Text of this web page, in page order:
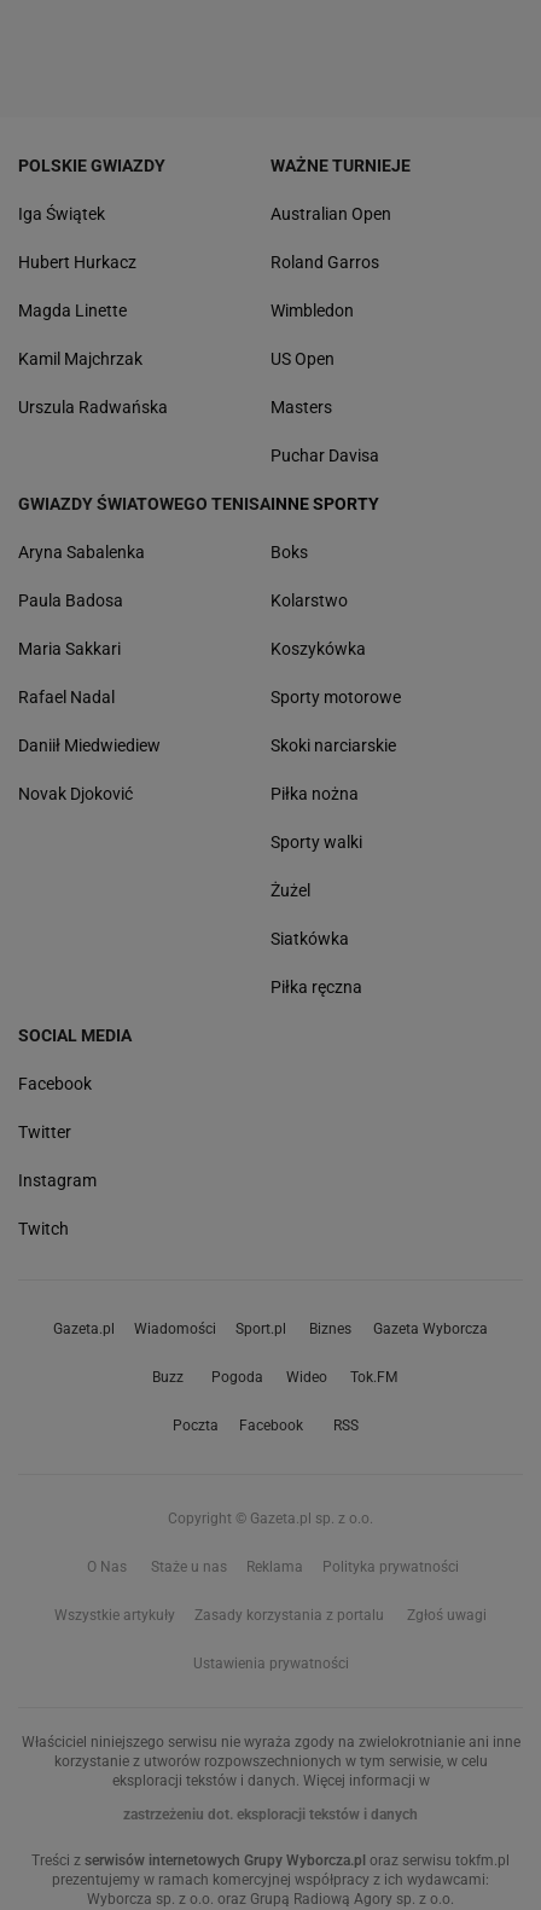
POLSKIE GWIAZDY
Iga Świątek
Hubert Hurkacz
Magda Linette
Kamil Majchrzak
Urszula Radwańska
WAŻNE TURNIEJE
Australian Open
Roland Garros
Wimbledon
US Open
Masters
Puchar Davisa
GWIAZDY ŚWIATOWEGO TENISA
Aryna Sabalenka
Paula Badosa
Maria Sakkari
Rafael Nadal
Daniił Miedwiediew
Novak Djoković
INNE SPORTY
Boks
Kolarstwo
Koszykówka
Sporty motorowe
Skoki narciarskie
Piłka nożna
Sporty walki
Żużel
Siatkówka
Piłka ręczna
SOCIAL MEDIA
Facebook
Twitter
Instagram
Twitch
Gazeta.pl Wiadomości Sport.pl Biznes Gazeta Wyborcza
Buzz Pogoda Wideo Tok.FM
Poczta Facebook RSS
Copyright © Gazeta.pl sp. z o.o.
O Nas Staże u nas Reklama Polityka prywatności
Wszystkie artykuły Zasady korzystania z portalu Zgłoś uwagi
Ustawienia prywatności
Właściciel niniejszego serwisu nie wyraża zgody na zwielokrotnianie ani inne
korzystanie z utworów rozpowszechnionych w tym serwisie, w celu
eksploracji tekstów i danych. Więcej informacji w
zastrzeżeniu dot. eksploracji tekstów i danych
Treści z serwisów internetowych Grupy Wyborcza.pl oraz serwisu tokfm.pl
prezentujemy w ramach komercyjnej współpracy z ich wydawcami:
Wyborcza sp. z o.o. oraz Grupą Radiową Agory sp. z o.o.